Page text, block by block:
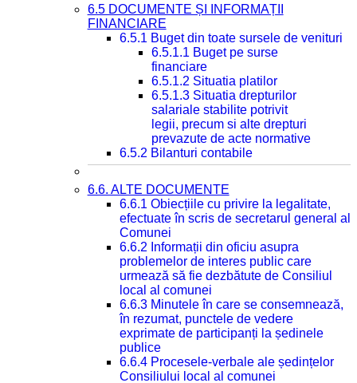
6.5 DOCUMENTE ȘI INFORMAȚII
FINANCIARE
6.5.1 Buget din toate sursele de venituri
6.5.1.1 Buget pe surse
financiare
6.5.1.2 Situatia platilor
6.5.1.3 Situatia drepturilor
salariale stabilite potrivit
legii, precum si alte drepturi
prevazute de acte normative
6.5.2 Bilanturi contabile
6.6. ALTE DOCUMENTE
6.6.1 Obiecțiile cu privire la legalitate,
efectuate în scris de secretarul general al
Comunei
6.6.2 Informații din oficiu asupra
problemelor de interes public care
urmează să fie dezbătute de Consiliul
local al comunei
6.6.3 Minutele în care se consemnează,
în rezumat, punctele de vedere
exprimate de participanți la ședinele
publice
6.6.4 Procesele-verbale ale ședințelor
Consiliului local al comunei